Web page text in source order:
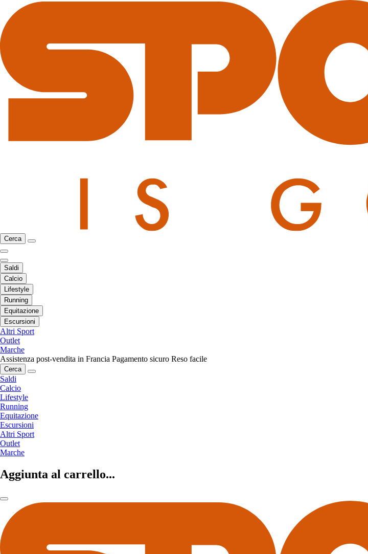
Cerca
Saldi
Calcio
Lifestyle
Running
Equitazione
Escursioni
Altri Sport
Outlet
Marche
Assistenza post-vendita in Francia Pagamento sicuro Reso facile
Cerca
Saldi
Calcio
Lifestyle
Running
Equitazione
Escursioni
Altri Sport
Outlet
Marche
Aggiunta al carrello...